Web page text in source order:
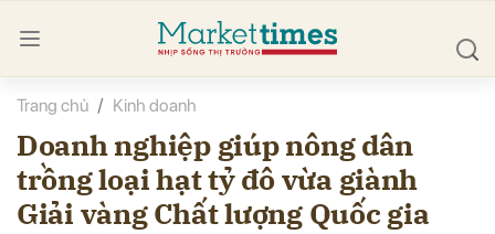
Trang chủ Kinh doanh
Doanh nghiệp giúp nông dân
trồng loại hạt tỷ đô vừa giành
Giải vàng Chất lượng Quốc gia
luận